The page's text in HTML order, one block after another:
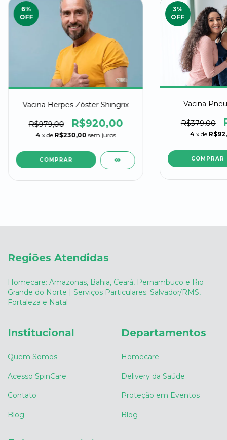
6%
OFF
Vacina Herpes Zóster Shingrix
R$979,00 R$920,00
4 x de R$230,00 sem juros
COMPRAR
3%
OFF
Vacina
R$379,00
4 x de
Regiões Atendidas
Homecare: Amazonas, Bahia, Ceará, Pernambuco e Rio
Grande do Norte | Serviços Particulares: Salvador/RMS,
Fortaleza e Natal
Institucional
Quem Somos
Acesso SpinCare
Contato
Blog
Departamentos
Homecare
Delivery da Saúde
Proteção em Eventos
Blog